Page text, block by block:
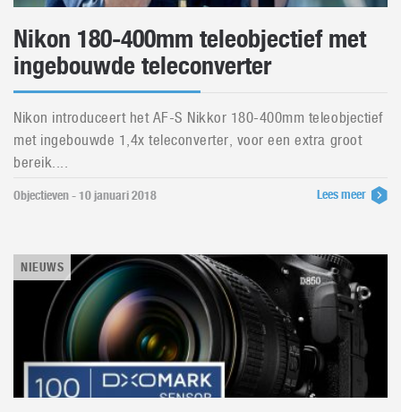
Nikon 180-400mm teleobjectief met
ingebouwde teleconverter
Nikon introduceert het AF-S Nikkor 180-400mm teleobjectief
met ingebouwde 1,4x teleconverter, voor een extra groot
bereik....
Objectieven - 10 januari 2018 Lees meer
NIEUWS